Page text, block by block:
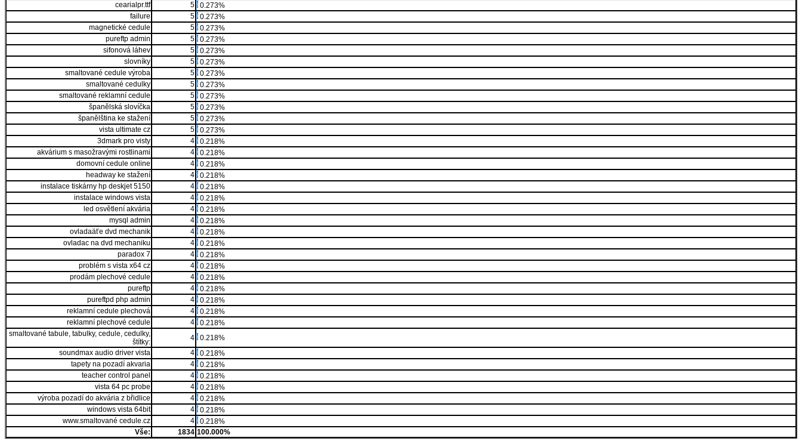
cearialpr.ttf
5
0.273%
failure
5
0.273%
magnetické cedule
5
0.273%
pureftp admin
5
0.273%
sifonová láhev
5
0.273%
slovníky
5
0.273%
smaltované cedule výroba
5
0.273%
smaltované cedulky
5
0.273%
smaltované reklamní cedule
5
0.273%
španělská slovíčka
5
0.273%
španělština ke stažení
5
0.273%
vista ultimate cz
5
0.273%
3dmark pro visty
4
0.218%
akvárium s masožravými rostlinami
4
0.218%
domovní cedule online
4
0.218%
headway ke stažení
4
0.218%
instalace tiskárny hp deskjet 5150
4
0.218%
instalace windows vista
4
0.218%
led osvětlení akvária
4
0.218%
mysql admin
4
0.218%
ovladaäťe dvd mechanik
4
0.218%
ovladac na dvd mechaniku
4
0.218%
paradox 7
4
0.218%
problém s vista x64 cz
4
0.218%
prodám plechové cedule
4
0.218%
pureftp
4
0.218%
pureftpd php admin
4
0.218%
reklamní cedule plechová
4
0.218%
reklamní plechové cedule
4
0.218%
smaltované tabule, tabulky, cedule, cedulky,
štítky:
4
0.218%
soundmax audio driver vista
4
0.218%
tapety na pozadí akvaria
4
0.218%
teacher control panel
4
0.218%
vista 64 pc probe
4
0.218%
výroba pozadí do akvária z břidlice
4
0.218%
windows vista 64bit
4
0.218%
www.smaltované cedule.cz
4
0.218%
Vše:
1834 100.000%